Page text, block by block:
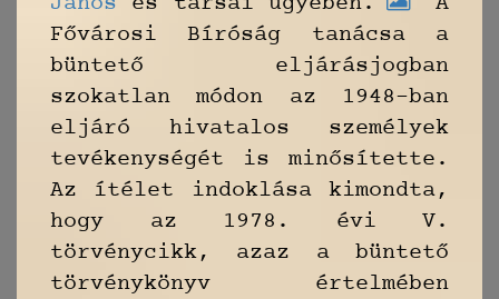
Fővárosi Bíróság tanácsa a
büntető eljárásjogban
szokatlan módon az 1948-ban
eljáró hivatalos személyek
tevékenységét is minősítette.
Az ítélet indoklása kimondta,
hogy az 1978. évi V.
törvénycikk, azaz a büntető
törvénykönyv értelmében